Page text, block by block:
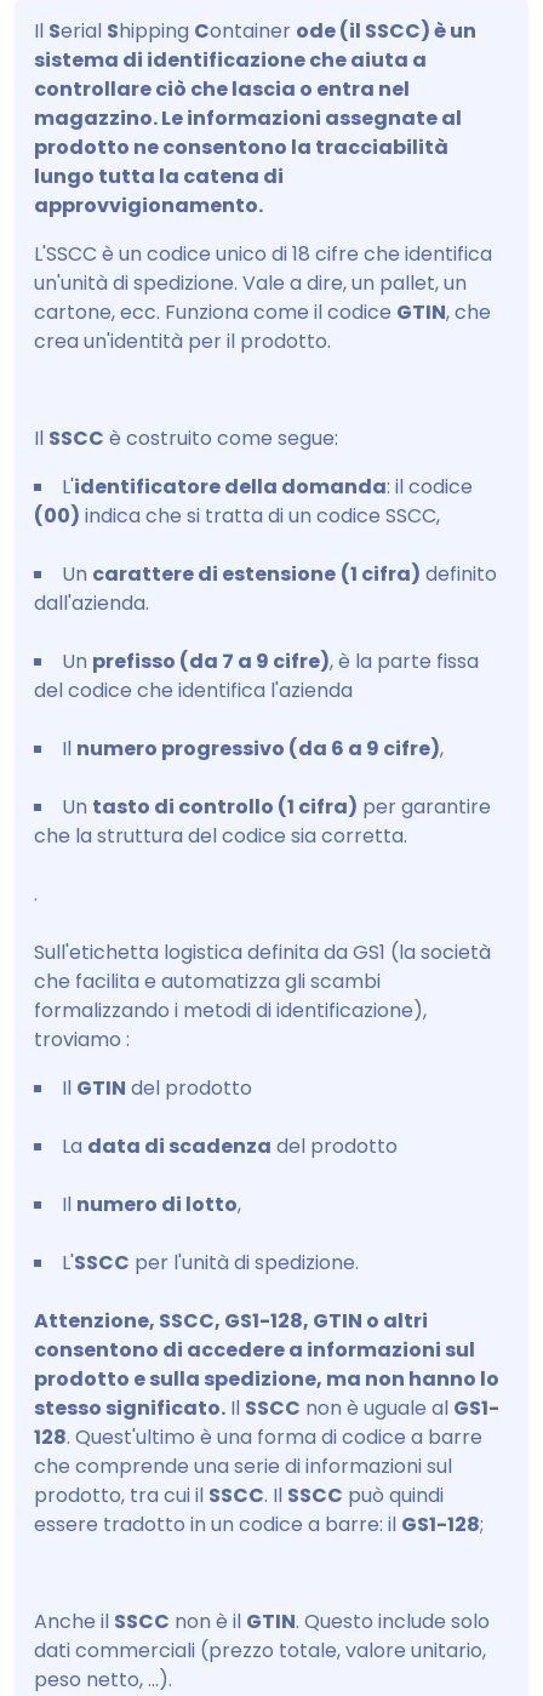
Il Serial Shipping Container ode (il SSCC) è un
sistema di identificazione che aiuta a
controllare ciò che lascia o entra nel
magazzino. Le informazioni assegnate al
prodotto ne consentono la tracciabilità
lungo tutta la catena di
approvvigionamento.
L'SSCC è un codice unico di 18 cifre che identifica
un'unità di spedizione. Vale a dire, un pallet, un
cartone, ecc. Funziona come il codice GTIN, che
crea un'identità per il prodotto.
Il SSCC è costruito come segue:
L'identificatore della domanda: il codice
(00) indica che si tratta di un codice SSCC,
Un carattere di estensione (1 cifra) definito
dall'azienda.
Un prefisso (da 7 a 9 cifre), è la parte fissa
del codice che identifica l'azienda
Il numero progressivo (da 6 a 9 cifre),
Un tasto di controllo (1 cifra) per garantire
che la struttura del codice sia corretta.
.
Sull'etichetta logistica definita da GS1 (la società
che facilita e automatizza gli scambi
formalizzando i metodi di identificazione),
troviamo :
Il GTIN del prodotto
La data di scadenza del prodotto
Il numero di lotto,
L'SSCC per l'unità di spedizione.
Attenzione, SSCC, GS1-128, GTIN o altri
consentono di accedere a informazioni sul
prodotto e sulla spedizione, ma non hanno lo
stesso significato. Il SSCC non è uguale al GS1-
128. Quest'ultimo è una forma di codice a barre
che comprende una serie di informazioni sul
prodotto, tra cui il SSCC. Il SSCC può quindi
essere tradotto in un codice a barre: il GS1-128;
Anche il SSCC non è il GTIN. Questo include solo
dati commerciali (prezzo totale, valore unitario,
peso netto, ...).